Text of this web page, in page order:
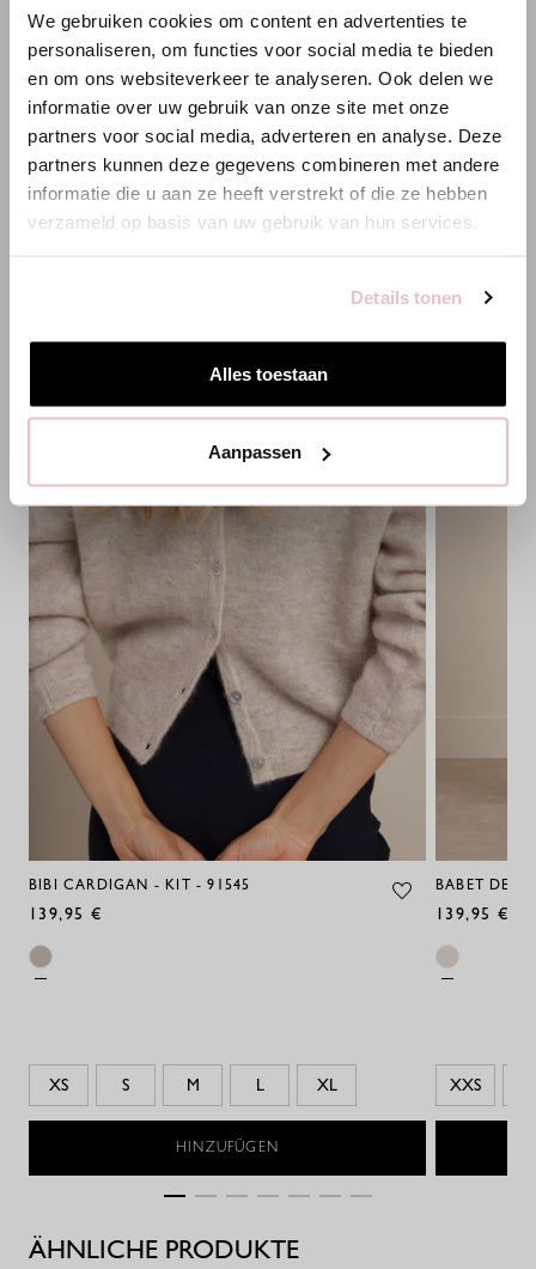
We gebruiken cookies om content en advertenties te
personaliseren, om functies voor social media te bieden
en om ons websiteverkeer te analyseren. Ook delen we
informatie over uw gebruik van onze site met onze
partners voor social media, adverteren en analyse. Deze
partners kunnen deze gegevens combineren met andere
informatie die u aan ze heeft verstrekt of die ze hebben
verzameld op basis van uw gebruik van hun services.
Details tonen
Alles toestaan
Aanpassen
XXS XS S M L XL XXL
HINZUFÜGEN
PASSENDE PRODUKTE
BIBI CARDIGAN - KIT - 91545
139,95 €
XS S M L XL
HINZUFÜGEN
BABET
139,95 €
XXS
ÄHNLICHE PRODUKTE
ANNELOES
Es scheint, dass du uns von einem anderen Land aus
Bist du am richtigen Ort?
Zur niederländischen Seite wechseln